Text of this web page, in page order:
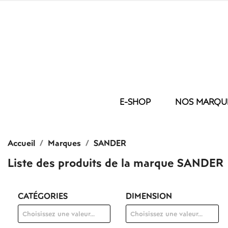
E-SHOP
COUETTE
HOUSSE DE COUETTE
DRAP PLAT
PROTEGE MATELAS
PLAID
TAPIS
NOS
Accueil Marques SANDER
Liste des produits de la marque SANDER
CATÉGORIES DIMENSION